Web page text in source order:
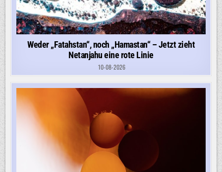
Weder „Fatahstan“, noch „Hamastan“ – Jetzt zieht
Netanjahu eine rote Linie
10-08-2026